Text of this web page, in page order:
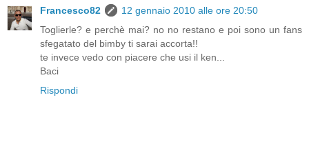
Francesco82
12 gennaio 2010 alle ore 20:50
Toglierle? e perchè mai? no no restano e poi sono un fans
sfegatato del bimby ti sarai accorta!!
te invece vedo con piacere che usi il ken...
Baci
Rispondi